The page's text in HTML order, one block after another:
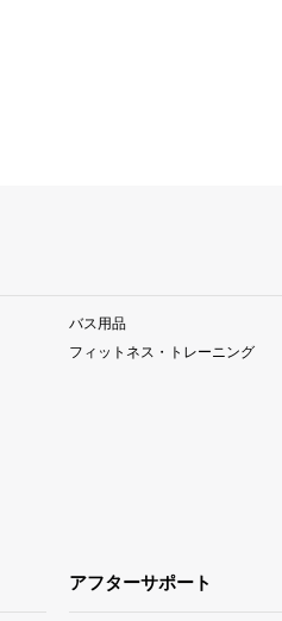
バス用品
フィットネス・トレーニング
アフターサポート